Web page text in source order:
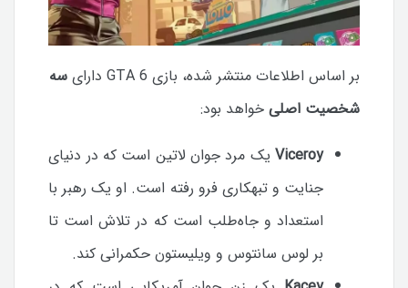
بر اساس اطلاعات منتشر شده، بازی GTA 6 دارای
سه
شخصیت اصلی خواهد بود:
Viceroy یک مرد جوان لاتین است که در دنیای
جنایت و تبهکاری فرو رفته است. او یک رهبر با
استعداد و جاه‌طلب است که در تلاش است تا
بر لوس سانتوس و ویلیستون حکمرانی کند.